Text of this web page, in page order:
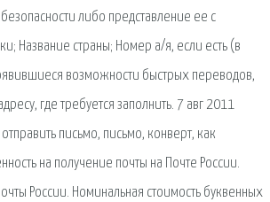
либо представление ее с
Название страны; Номер а/я, если есть (в
возможности быстрых переводов,
где требуется заполнить. 7 авг 2011
письмо, письмо, конверт, как
на получение почты на Почте России.
России. Номинальная стоимость буквенных